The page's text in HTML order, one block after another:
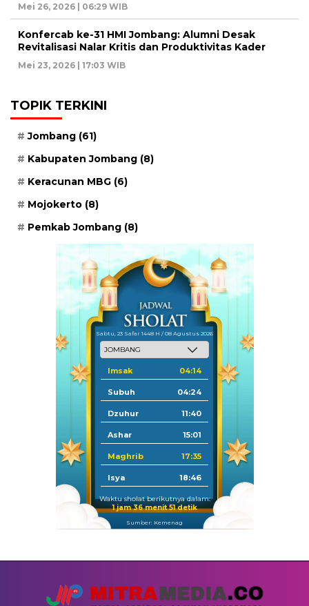
Mei 26, 2026 | 06:29 WIB
Konfercab ke-31 HMI Jombang: Alumni Desak
Revitalisasi Nalar Kritis dan Produktivitas Kader
Mei 23, 2026 | 17:03 WIB
TOPIK TERKINI
Jombang (61)
Kabupaten Jombang (8)
Keracunan MBG (6)
Mojokerto (8)
Pemkab Jombang (8)
Sabtu, 23 Safar 1448 H / 08 Agustus 2026
Imsak 04:14
Subuh 04:24
Dzuhur 11:40
Ashar 15:01
Maghrib 17:35
Isya 18:46
Waktu sholat berikutnya dalam:
1 jam 36 menit 50 detik
Sumber: Kemenag